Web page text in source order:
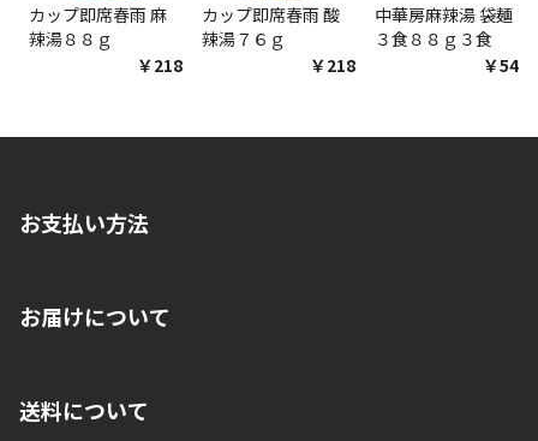
カップ即席春雨 麻
辣湯８８ｇ
￥218
カップ即席春雨 酸
辣湯７６ｇ
￥218
中華房麻辣湯 袋麺
３食８８ｇ３食
￥548
お支払い方法
いいただくことはできません。ご了承ください。
■代金引換(代引)※手数料がかかります
お届けについて
ご注文が確認出来次第、1～4営業日に発送いたします。「お取り
送料について